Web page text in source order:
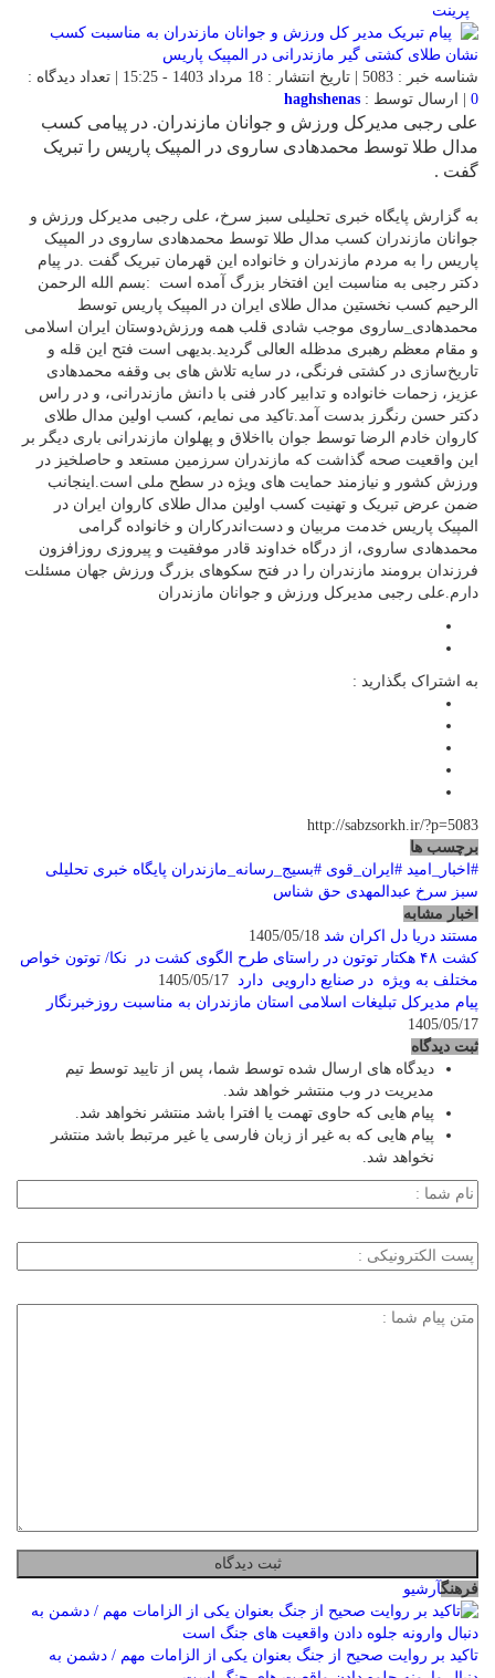
پرینت
شناسه خبر : 5083 | تاریخ انتشار : 18 مرداد 1403 - 15:25 | تعداد دیدگاه :
0 | ارسال توسط : haghshenas
علی رجبی مدیرکل ورزش و جوانان مازندران. در پیامی کسب
مدال طلا توسط محمدهادی ساروی در المپیک پاریس را تبریک
گفت .
به گزارش پایگاه خبری تحلیلی سبز سرخ، علی رجبی مدیرکل ورزش و
جوانان مازندران کسب مدال طلا توسط محمدهادی ساروی در المپیک
پاریس را به مردم مازندران و خانواده این قهرمان تبریک گفت .در پیام
دکتر رجبی به مناسبت این افتخار بزرگ آمده است :بسم الله الرحمن
الرحیم کسب نخستین مدال طلای ایران در المپیک پاریس توسط
محمدهادی_ساروی موجب شادی قلب همه ورزش‌دوستان ایران اسلامی
و مقام معظم رهبری مدظله العالی گردید.بدیهی است فتح این قله و
تاریخ‌سازی در کشتی فرنگی، در سایه تلاش های بی وقفه محمدهادی
عزیز، زحمات خانواده و تدابیر کادر فنی با دانش مازندرانی، و در راس
دکتر حسن رنگرز بدست آمد.تاکید می نمایم، کسب اولین مدال طلای
کاروان خادم الرضا توسط جوان بااخلاق و پهلوان مازندرانی باری دیگر بر
این واقعیت صحه گذاشت که مازندران سرزمین مستعد و حاصلخیز در
ورزش کشور و نیازمند حمایت های ویژه در سطح ملی است.اینجانب
ضمن عرض تبریک و تهنیت کسب اولین مدال طلای کاروان ایران در
المپیک پاریس خدمت مربیان و دست‌اندرکاران و خانواده گرامی
محمدهادی ساروی، از درگاه خداوند قادر موفقیت و پیروزی روزافزون
فرزندان برومند مازندران را در فتح سکوهای بزرگ ورزش جهان مسئلت
دارم.علی رجبی مدیرکل ورزش و جوانان مازندران
به اشتراک بگذارید :
http://sabzsorkh.ir/?p=5083
برچسب ها
#اخبار_امید #ایران_قوی #بسیج_رسانه_مازندران پایگاه خبری تحلیلی
سبز سرخ عبدالمهدی حق شناس
اخبار مشابه
مستند دریا دل اکران شد
کشت ۴۸ هکتار توتون در راستای طرح الگوی کشت در نکا/ توتون خواص
مختلف به ویژه در صنایع دارویی دارد
پیام مدیرکل تبلیغات اسلامی استان مازندران به مناسبت روزخبرنگار
1405/05/17
ثبت دیدگاه
دیدگاه های ارسال شده توسط شما، پس از تایید توسط تیم
مدیریت در وب منتشر خواهد شد.
پیام هایی که حاوی تهمت یا افترا باشد منتشر نخواهد شد.
پیام هایی که به غیر از زبان فارسی یا غیر مرتبط باشد منتشر
نخواهد شد.
فرهنگآرشیو
تاکید بر روایت صحیح از جنگ بعنوان یکی از الزامات مهم / دشمن به